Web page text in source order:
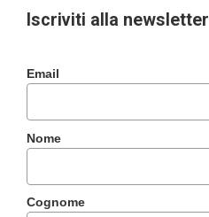
Iscriviti alla newsletter
Email
Nome
Cognome